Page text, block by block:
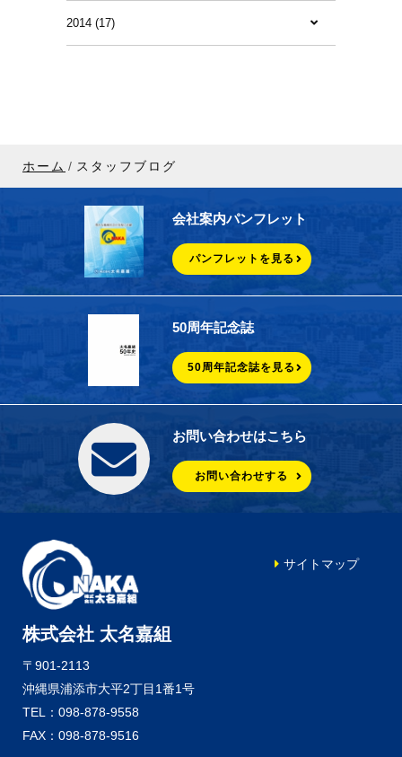
2014 (17)
ホーム スタッフブログ
会社案内パンフレット
パンフレットを見る
50周年記念誌
50周年記念誌を見る
お問い合わせはこちら
お問い合わせする
株式会社 太名嘉組
〒901-2113
沖縄県浦添市大平2丁目1番1号
TEL：098-878-9558
FAX：098-878-9516
サイトマップ